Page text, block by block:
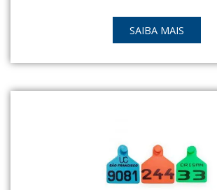
SAIBA MAIS